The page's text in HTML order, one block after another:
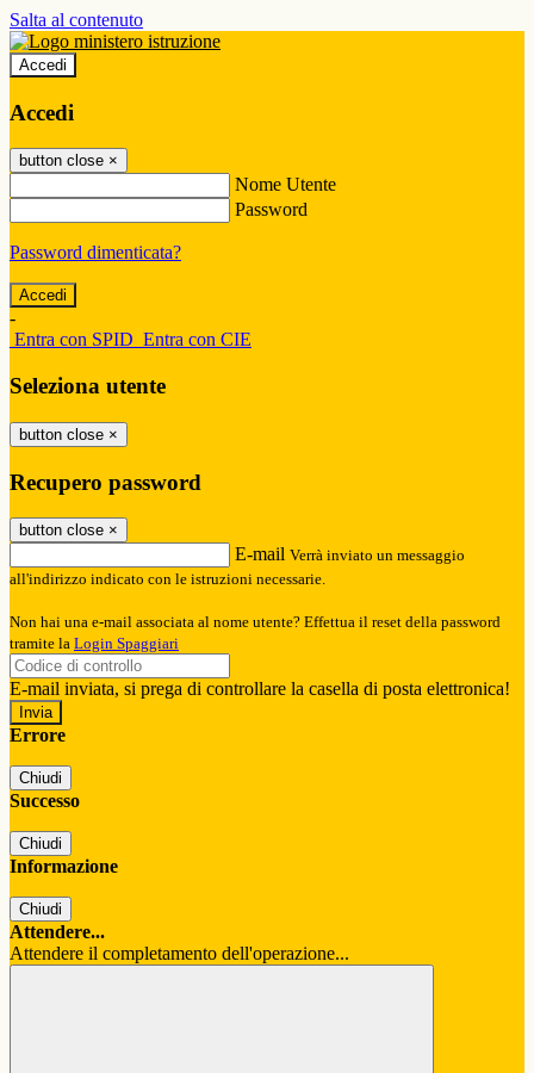
Salta al contenuto
Accedi
Accedi
button close ×
Nome Utente
Password
Password dimenticata?
-
Entra con SPID Entra con CIE
Seleziona utente
button close ×
Recupero password
button close ×
E-mail Verrà inviato un messaggio
all'indirizzo indicato con le istruzioni necessarie.
Non hai una e-mail associata al nome utente? Effettua il reset della password
tramite la Login Spaggiari
E-mail inviata, si prega di controllare la casella di posta elettronica!
Errore
Chiudi
Successo
Chiudi
Informazione
Chiudi
Attendere...
Attendere il completamento dell'operazione...